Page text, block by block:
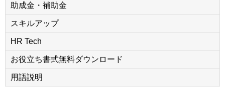
助成金・補助金
スキルアップ
HR Tech
お役立ち書式無料ダウンロード
用語説明